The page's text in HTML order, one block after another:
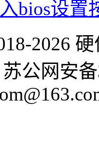
bios设置
2026
苏公网安